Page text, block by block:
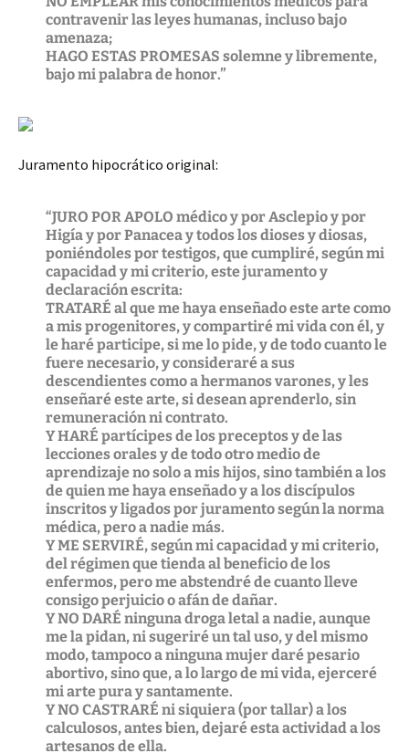
contravenir las leyes humanas, incluso bajo
amenaza;
HAGO ESTAS PROMESAS solemne y libremente,
bajo mi palabra de honor.”
Juramento hipocrático original:
“JURO POR APOLO médico y por Asclepio y por
Higía y por Panacea y todos los dioses y diosas,
poniéndoles por testigos, que cumpliré, según mi
capacidad y mi criterio, este juramento y
declaración escrita:
TRATARÉ al que me haya enseñado este arte como
a mis progenitores, y compartiré mi vida con él, y
le haré participe, si me lo pide, y de todo cuanto le
fuere necesario, y consideraré a sus
descendientes como a hermanos varones, y les
enseñaré este arte, si desean aprenderlo, sin
remuneración ni contrato.
Y HARÉ partícipes de los preceptos y de las
lecciones orales y de todo otro medio de
aprendizaje no solo a mis hijos, sino también a los
de quien me haya enseñado y a los discípulos
inscritos y ligados por juramento según la norma
médica, pero a nadie más.
Y ME SERVIRÉ, según mi capacidad y mi criterio,
del régimen que tienda al beneficio de los
enfermos, pero me abstendré de cuanto lleve
consigo perjuicio o afán de dañar.
Y NO DARÉ ninguna droga letal a nadie, aunque
me la pidan, ni sugeriré un tal uso, y del mismo
modo, tampoco a ninguna mujer daré pesario
abortivo, sino que, a lo largo de mi vida, ejerceré
mi arte pura y santamente.
Y NO CASTRARÉ ni siquiera (por tallar) a los
calculosos, antes bien, dejaré esta actividad a los
artesanos de ella.